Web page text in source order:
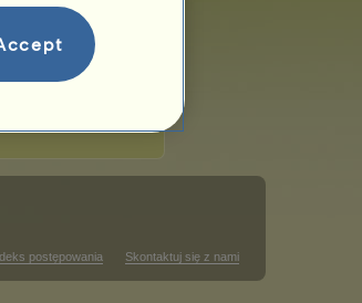
postępowania Skontaktuj się z nami